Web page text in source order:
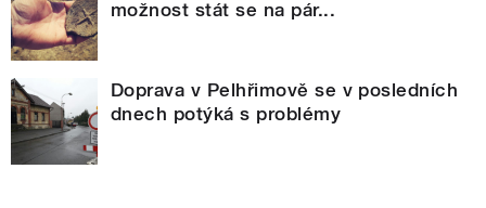
možnost stát se na pár...
Doprava v Pelhřimově se v posledních
dnech potýká s problémy